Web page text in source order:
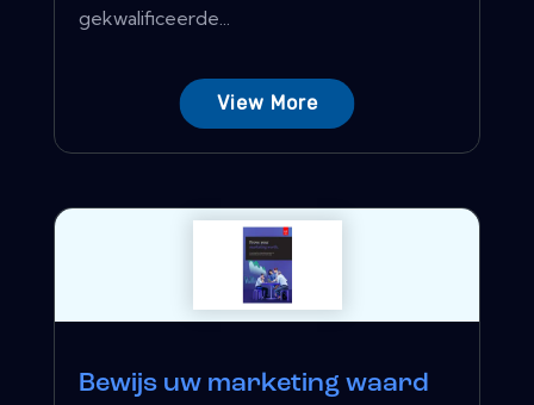
gekwalificeerde...
View More
Bewijs uw marketing waard